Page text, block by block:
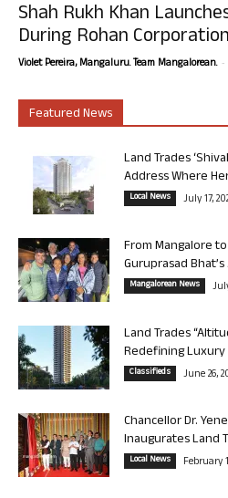
Shah Rukh Khan
During Rohan
Violet Pereira, Mangaluru. Team Mangalorean. -
Featured News
Land Trades
Address Where
Local News July 17,
From Mangalore
Guruprasad
Mangalorean News
Land Trades
Redefining Luxury
Classifieds June 26,
Chancellor Dr.
Inaugurates Land
Local News February